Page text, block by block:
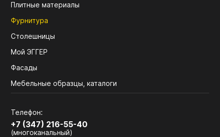
Плитные материалы
Фурнитура
Столешницы
Мой ЭГГЕР
Фасады
Мебельные образцы, каталоги
Телефон:
+7 (347) 216-55-40
(многоканальный)